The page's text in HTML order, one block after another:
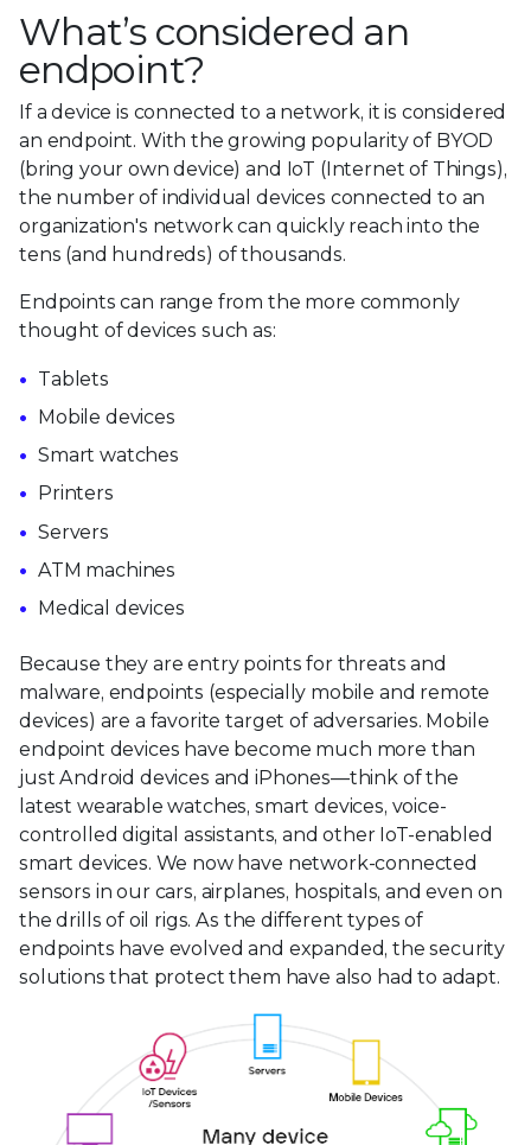
What’s considered an
endpoint?
If a device is connected to a network, it is considered
an endpoint. With the growing popularity of BYOD
(bring your own device) and IoT (Internet of Things),
the number of individual devices connected to an
organization's network can quickly reach into the
tens (and hundreds) of thousands.
Endpoints can range from the more commonly
thought of devices such as:
Tablets
Mobile devices
Smart watches
Printers
Servers
ATM machines
Medical devices
Because they are entry points for threats and
malware, endpoints (especially mobile and remote
devices) are a favorite target of adversaries. Mobile
endpoint devices have become much more than
just Android devices and iPhones—think of the
latest wearable watches, smart devices, voice-
controlled digital assistants, and other IoT-enabled
smart devices. We now have network-connected
sensors in our cars, airplanes, hospitals, and even on
the drills of oil rigs. As the different types of
endpoints have evolved and expanded, the security
solutions that protect them have also had to adapt.